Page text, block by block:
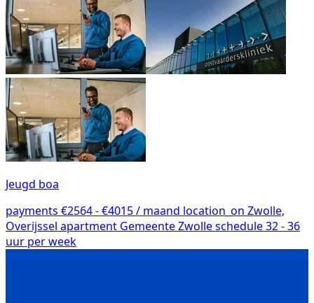
Jeugd boa
payments €2564 - €4015 / maand location_on Zwolle,
Overijssel apartment Gemeente Zwolleschedule32 - 36
uur per week